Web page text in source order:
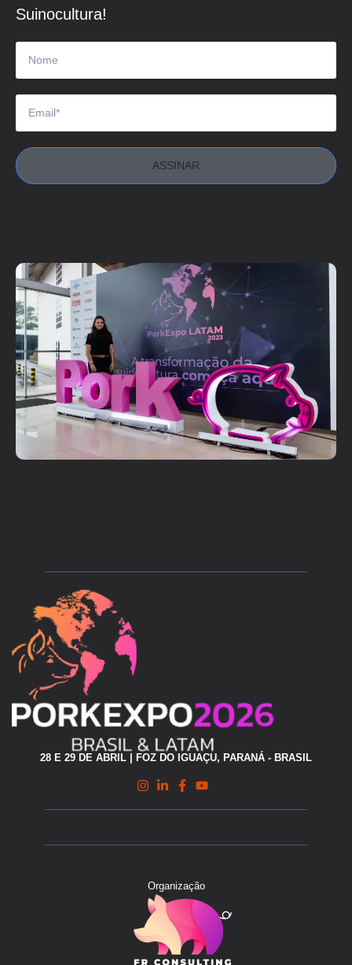
Suinocultura!
ASSINAR
28 E 29 DE ABRIL | FOZ DO IGUAÇU, PARANÁ - BRASIL
Organização